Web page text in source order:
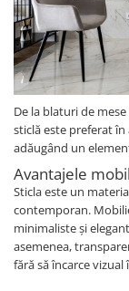
De la blaturi de
sticlă este preferat
adăugând un
Avantajele
Sticla este un
contemporan.
minimaliste și
asemenea,
fără să încarce vizual